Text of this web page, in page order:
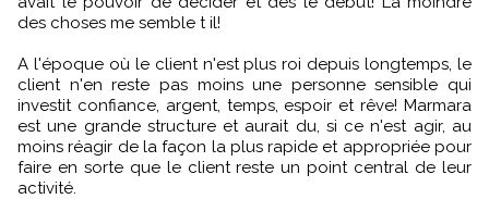
des choses me semble t il!
A l'époque où le client n'est plus roi depuis longtemps, le
client n'en reste pas moins une personne sensible qui
investit confiance, argent, temps, espoir et rêve! Marmara
est une grande structure et aurait du, si ce n'est agir, au
moins réagir de la façon la plus rapide et appropriée pour
faire en sorte que le client reste un point central de leur
activité.